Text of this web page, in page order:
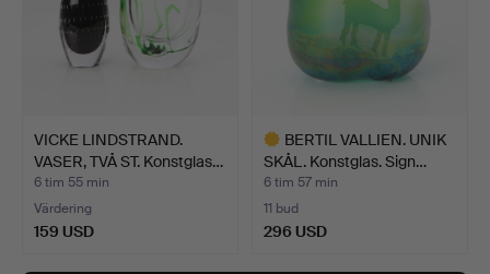
VICKE LINDSTRAND.
VASER, TVÅ ST. Konstglas…
6 tim 55 min
Värdering
159 USD
BERTIL VALLIEN. UNIK
SKÅL. Konstglas. Sign…
6 tim 57 min
11 bud
296 USD